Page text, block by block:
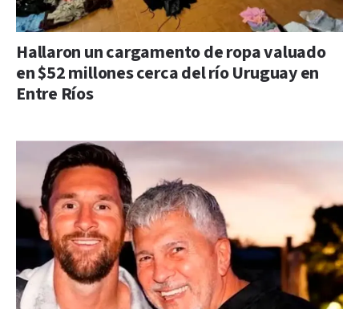
Hallaron un cargamento de ropa valuado
en $52 millones cerca del río Uruguay en
Entre Ríos